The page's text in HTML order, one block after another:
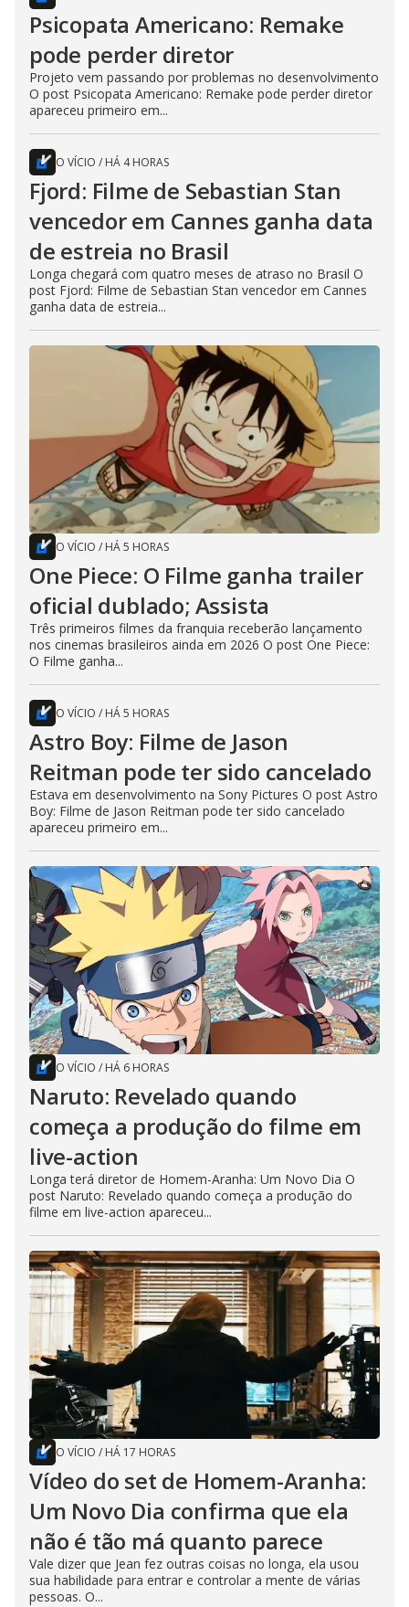
Psicopata Americano: Remake
pode perder diretor
Projeto vem passando por problemas no desenvolvimento
O post Psicopata Americano: Remake pode perder diretor
apareceu primeiro em...
O VÍCIO / HÁ 4 HORAS
Fjord: Filme de Sebastian Stan
vencedor em Cannes ganha data
de estreia no Brasil
Longa chegará com quatro meses de atraso no Brasil O
post Fjord: Filme de Sebastian Stan vencedor em Cannes
ganha data de estreia...
O VÍCIO / HÁ 5 HORAS
One Piece: O Filme ganha trailer
oficial dublado; Assista
Três primeiros filmes da franquia receberão lançamento
nos cinemas brasileiros ainda em 2026 O post One Piece:
O Filme ganha...
O VÍCIO / HÁ 5 HORAS
Astro Boy: Filme de Jason
Reitman pode ter sido cancelado
Estava em desenvolvimento na Sony Pictures O post Astro
Boy: Filme de Jason Reitman pode ter sido cancelado
apareceu primeiro em...
O VÍCIO / HÁ 6 HORAS
Naruto: Revelado quando
começa a produção do filme em
live-action
Longa terá diretor de Homem-Aranha: Um Novo Dia O
post Naruto: Revelado quando começa a produção do
filme em live-action apareceu...
O VÍCIO / HÁ 17 HORAS
Vídeo do set de Homem-Aranha:
Um Novo Dia confirma que ela
não é tão má quanto parece
Vale dizer que Jean fez outras coisas no longa, ela usou
sua habilidade para entrar e controlar a mente de várias
pessoas. O...